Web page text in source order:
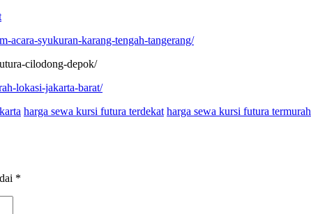
acara-syukuran-karang-tengah-tangerang/
cilodong-depok/
lokasi-jakarta-barat/
harga sewa kursi futura terdekat harga sewa kursi futura termurah
*